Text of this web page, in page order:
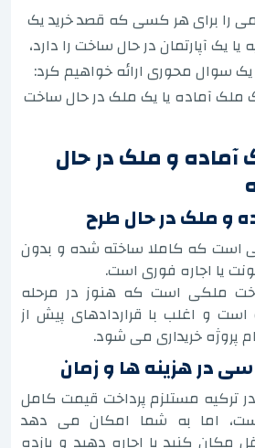
را برای هر کسی که قصد خرید یک
یا یک آپارتمان در حال ساخت را دارد،
یک سوال محوری ارائه خواهیم کرد:
ملک آماده یا یک ملک در حال ساخت
آماده و ملک در حال
و ملک در حال طرح
است که کاملا ساخته شده و بدون
یا اجاره فوری است.
ملکی است که هنوز در مرحله
و اغلب با قراردادهای پیش از
پروژه خریداری می شود.
در هزینه ها و زمان
ترکیه مستلزم پرداخت قیمت کامل
اما به شما امکان می دهد
مکان کنید یا اجاره دهید و بازده